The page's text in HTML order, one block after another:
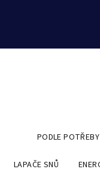
PODLE POTŘEBY
LAPAČE SNŮ